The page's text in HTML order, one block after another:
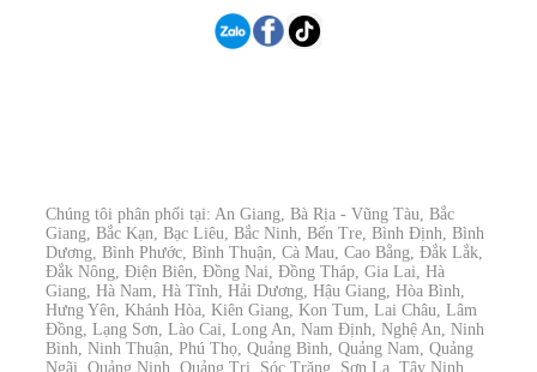
Chúng tôi phân phối tại: An Giang, Bà Rịa - Vũng Tàu, Bắc
Giang, Bắc Kạn, Bạc Liêu, Bắc Ninh, Bến Tre, Bình Định, Bình
Dương, Bình Phước, Bình Thuận, Cà Mau, Cao Bằng, Đắk Lắk,
Đắk Nông, Điện Biên, Đồng Nai, Đồng Tháp, Gia Lai, Hà
Giang, Hà Nam, Hà Tĩnh, Hải Dương, Hậu Giang, Hòa Bình,
Hưng Yên, Khánh Hòa, Kiên Giang, Kon Tum, Lai Châu, Lâm
Đồng, Lạng Sơn, Lào Cai, Long An, Nam Định, Nghệ An, Ninh
Bình, Ninh Thuận, Phú Thọ, Quảng Bình, Quảng Nam, Quảng
Ngãi, Quảng Ninh, Quảng Trị, Sóc Trăng, Sơn La, Tây Ninh,